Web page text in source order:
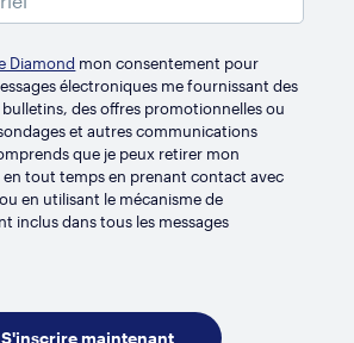
RÉFRIGÉRÉ
Original
Recipes
Diamond mon consentement pour
électroniques me fournissant des
des offres promotionnelles ou
et autres communications
que je peux retirer mon
tout temps en prenant contact avec
en utilisant le mécanisme de
inclus dans tous les messages